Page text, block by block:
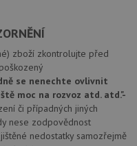
zboží zkontrolujte před
se nenechte ovlivnit
moc na rozvoz atd. atd."-
či případných jiných
nese zodpovědnost
nedostatky samozřejmě